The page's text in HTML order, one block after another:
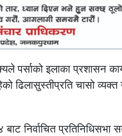
पर्साको इलाका प्रशासन
ढिलासुस्तीप्रति चासो
बाट निर्वाचित